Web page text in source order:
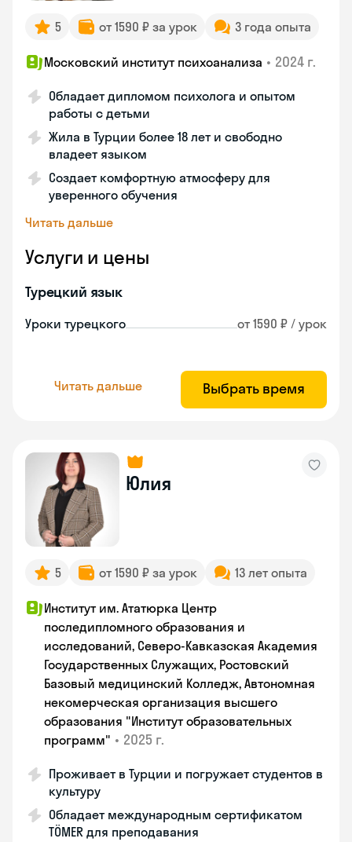
5 от 1590 ₽ за урок 3 года опыта
Московский институт психоанализа • 2024 г.
Обладает дипломом психолога и опытом
работы с детьми
Жила в Турции более 18 лет и свободно
владеет языком
Создает комфортную атмосферу для
уверенного обучения
Читать дальше
Услуги и цены
Турецкий язык
Уроки турецкого от 1590 ₽ / урок
Читать дальше Выбрать время
Юлия
5 от 1590 ₽ за урок 13 лет опыта
Институт им. Ататюрка Центр
последипломного образования и
исследований, Северо-Кавказская Академия
Государственных Служащих, Ростовский
Базовый медицинский Колледж, Автономная
некомерческая организация высшего
образования "Институт образовательных
программ" • 2025 г.
Проживает в Турции и погружает студентов в
культуру
Обладает международным сертификатом
TÖMER для преподавания